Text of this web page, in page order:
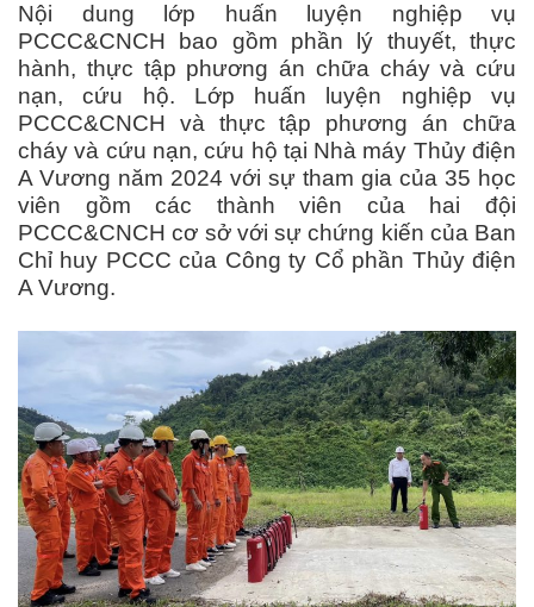
Nội dung lớp huấn luyện nghiệp vụ
PCCC&CNCH bao gồm phần lý thuyết, thực
hành, thực tập phương án chữa cháy và cứu
nạn, cứu hộ. Lớp huấn luyện nghiệp vụ
PCCC&CNCH và thực tập phương án chữa
cháy và cứu nạn, cứu hộ tại Nhà máy Thủy điện
A Vương năm 2024 với sự tham gia của 35 học
viên gồm các thành viên của hai đội
PCCC&CNCH cơ sở với sự chứng kiến của Ban
Chỉ huy PCCC của Công ty Cổ phần Thủy điện
A Vương.